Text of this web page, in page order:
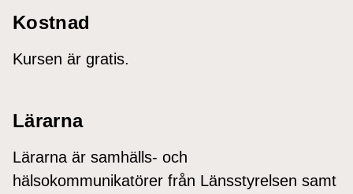
Kostnad
Kursen är gratis.
Lärarna
Lärarna är samhälls- och
hälsokommunikatörer från Länsstyrelsen samt